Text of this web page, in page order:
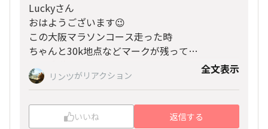
Luckyさん
おはようございます😉
この大阪マラソンコース走った時
ちゃんと30k地点などマークが残って
いて感激しました😀
歩道、信号があったにも関わらず
4時間半位で走りました❗
ほんと息子のおかげでした‼️
ウルトラマラソン🏃好きみたいで
リンツがリアクション 全文表示
いいね 返信する